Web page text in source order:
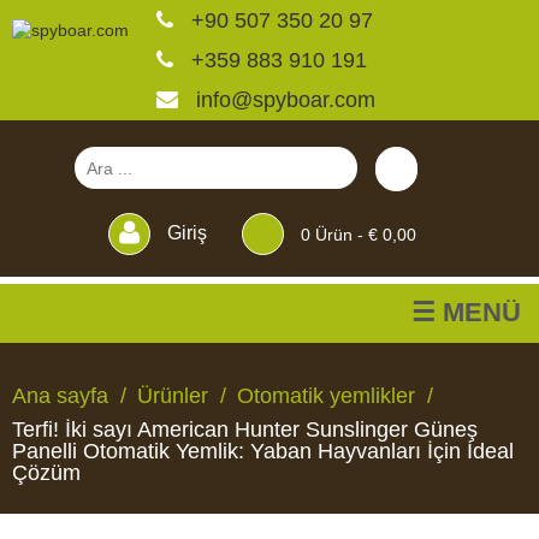
+90 507 350 20 97
+359 883 910 191
info@spyboar.com
Giriş 0Ürün - € 0,00
☰ MENÜ
Av kameraları
Canlı görüntülü izleme
Ana sayfa Ürünler
Otomatik yemlikler
Terfi! İki sayı American Hunter Sunslinger Güneş
Panelli Otomatik Yemlik: Yaban Hayvanları İçin İdeal
Çözüm